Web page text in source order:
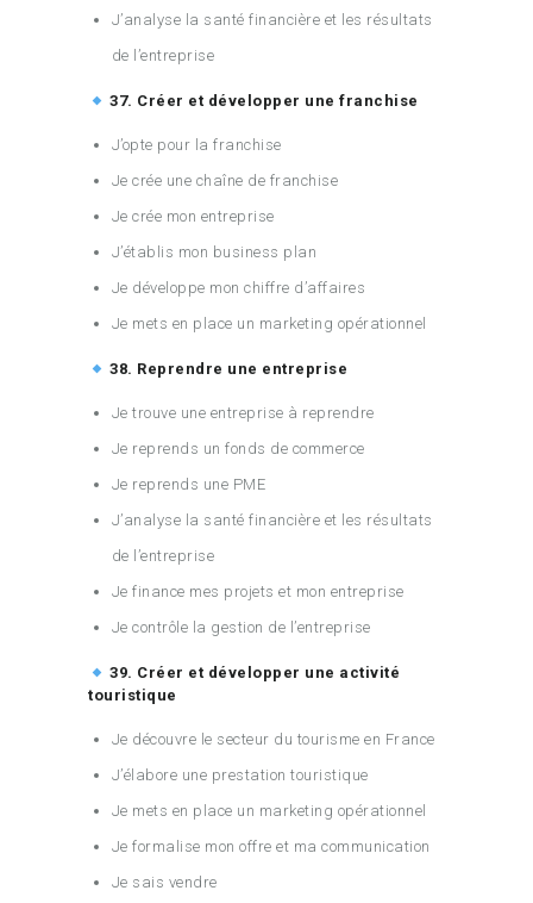
J’analyse la santé financière et les résultats
de l’entreprise
37. Créer et développer une franchise
J’opte pour la franchise
Je crée une chaîne de franchise
Je crée mon entreprise
J’établis mon business plan
Je développe mon chiffre d’affaires
Je mets en place un marketing opérationnel
38. Reprendre une entreprise
Je trouve une entreprise à reprendre
Je reprends un fonds de commerce
Je reprends une PME
J’analyse la santé financière et les résultats
de l’entreprise
Je finance mes projets et mon entreprise
Je contrôle la gestion de l’entreprise
39. Créer et développer une activité
touristique
Je découvre le secteur du tourisme en France
J’élabore une prestation touristique
Je mets en place un marketing opérationnel
Je formalise mon offre et ma communication
Je sais vendre